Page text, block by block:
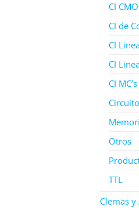
CI
CI de
CI
CI
CI MC’s
Otros
TTL
Clemas y